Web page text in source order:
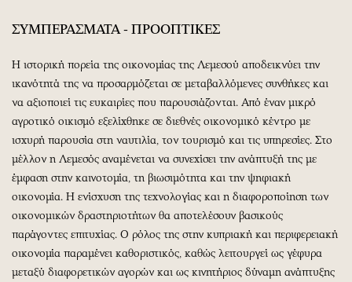
ΣΥΜΠΕΡΑΣΜΑΤΑ - ΠΡΟΟΠΤΙΚΕΣ
Η ιστορική πορεία της οικονομίας της Λεμεσού αποδεικνύει την
ικανότητά της να προσαρμόζεται σε μεταβαλλόμενες συνθήκες και
να αξιοποιεί τις ευκαιρίες που παρουσιάζονται. Από έναν μικρό
αγροτικό οικισμό εξελίχθηκε σε διεθνές οικονομικό κέντρο με
ισχυρή παρουσία στη ναυτιλία, τον τουρισμό και τις υπηρεσίες. Στο
μέλλον η Λεμεσός αναμένεται να συνεχίσει την ανάπτυξή της με
έμφαση στην καινοτομία, τη βιωσιμότητα και την ψηφιακή
οικονομία. Η ενίσχυση της τεχνολογίας και η διαφοροποίηση των
οικονομικών δραστηριοτήτων θα αποτελέσουν βασικούς
παράγοντες επιτυχίας. Ο ρόλος της στην κυπριακή και περιφερειακή
οικονομία παραμένει καθοριστικός, καθώς λειτουργεί ως γέφυρα
μεταξύ διαφορετικών αγορών και ως κινητήριος δύναμη ανάπτυξης